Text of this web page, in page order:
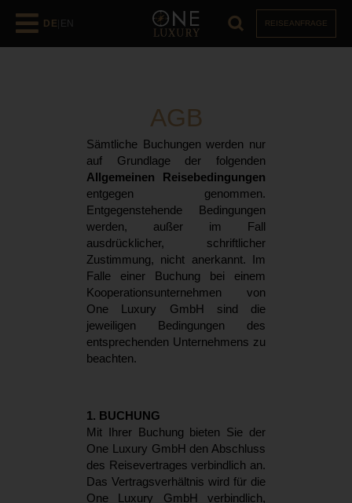
DE EN REISEANFRAGE
AGB
Sämtliche Buchungen werden nur
auf Grundlage der folgenden
Allgemeinen Reisebedingungen
entgegen genommen.
Entgegenstehende Bedingungen
werden, außer im Fall
ausdrücklicher, schriftlicher
Zustimmung, nicht anerkannt. Im
Falle einer Buchung bei einem
Kooperationsunternehmen von
One Luxury GmbH sind die
jeweiligen Bedingungen des
entsprechenden Unternehmens zu
beachten.
1. BUCHUNG
Mit Ihrer Buchung bieten Sie der
One Luxury GmbH den Abschluss
des Reisevertrages verbindlich an.
Das Vertragsverhältnis wird für die
One Luxury GmbH verbindlich,